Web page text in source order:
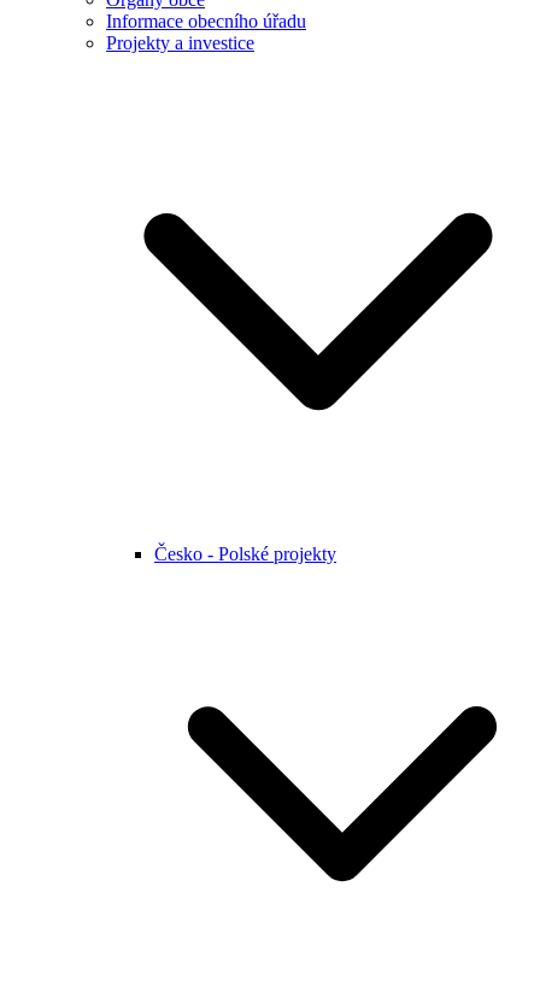
Informace obecního úřadu
Projekty a investice
Česko - Polské projekty